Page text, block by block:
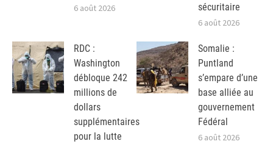
6 août 2026
sécuritaire
6 août 2026
RDC :
Washington
débloque 242
millions de
dollars
supplémentaires
pour la lutte
Somalie :
Puntland
s’empare d’une
base alliée au
gouvernement
Fédéral
6 août 2026